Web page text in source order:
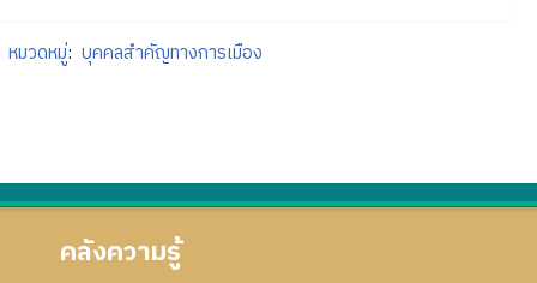
หมวดหมู่: บุคคลสำคัญทางการเมือง
คลังความรู้